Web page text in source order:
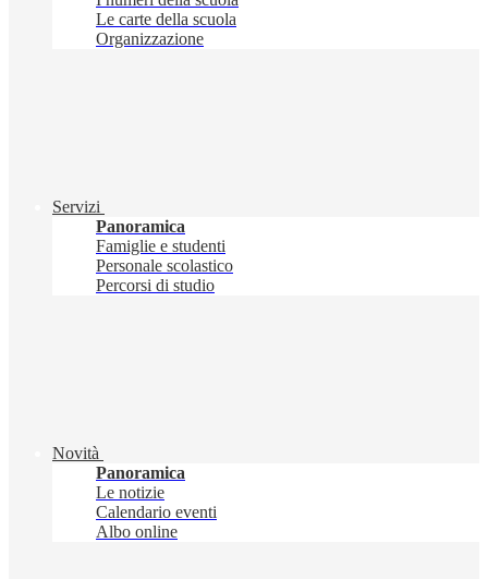
Le carte della scuola
Organizzazione
Servizi
Panoramica
Famiglie e studenti
Personale scolastico
Percorsi di studio
Novità
Panoramica
Le notizie
Calendario eventi
Albo online